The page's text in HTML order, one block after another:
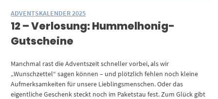
ADVENTSKALENDER 2025
12 – Verlosung: Hummelhonig-
Gutscheine
Manchmal rast die Adventszeit schneller vorbei, als wir
„Wunschzettel“ sagen können – und plötzlich fehlen noch kleine
Aufmerksamkeiten für unsere Lieblingsmenschen. Oder das
eigentliche Geschenk steckt noch im Paketstau fest. Zum Glück gibt